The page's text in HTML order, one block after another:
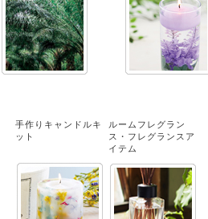
手作りキャンドルキ
ット
ルームフレグラン
ス・フレグランスア
イテム